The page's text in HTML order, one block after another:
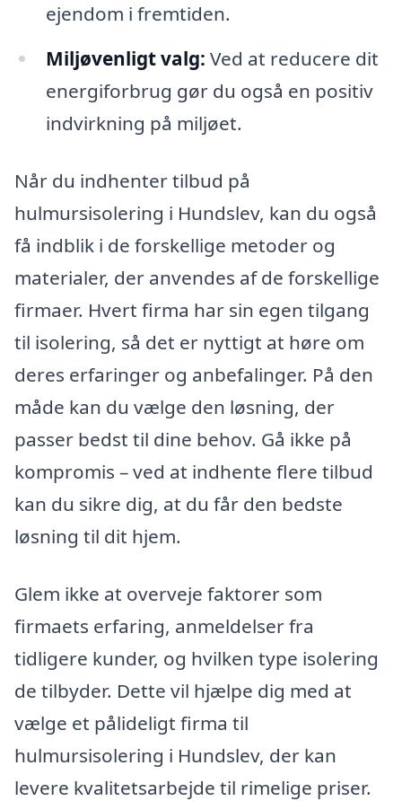
ejendom i fremtiden.
Miljøvenligt valg: Ved at reducere dit
energiforbrug gør du også en positiv
indvirkning på miljøet.
Når du indhenter tilbud på
hulmursisolering i Hundslev, kan du også
få indblik i de forskellige metoder og
materialer, der anvendes af de forskellige
firmaer. Hvert firma har sin egen tilgang
til isolering, så det er nyttigt at høre om
deres erfaringer og anbefalinger. På den
måde kan du vælge den løsning, der
passer bedst til dine behov. Gå ikke på
kompromis – ved at indhente flere tilbud
kan du sikre dig, at du får den bedste
løsning til dit hjem.
Glem ikke at overveje faktorer som
firmaets erfaring, anmeldelser fra
tidligere kunder, og hvilken type isolering
de tilbyder. Dette vil hjælpe dig med at
vælge et pålideligt firma til
hulmursisolering i Hundslev, der kan
levere kvalitetsarbejde til rimelige priser.